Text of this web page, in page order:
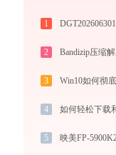
1
2
3
4
5 映美FP-